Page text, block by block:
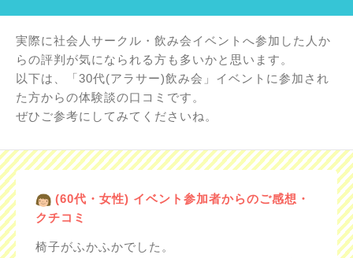
実際に社会人サークル・飲み会イベントへ参加した人か
らの評判が気になられる方も多いかと思います。
以下は、「30代(アラサー)飲み会」イベントに参加され
た方からの体験談の口コミです。
ぜひご参考にしてみてくださいね。
(60代・女性) イベント参加者からのご感想・
クチコミ
椅子がふかふかでした。